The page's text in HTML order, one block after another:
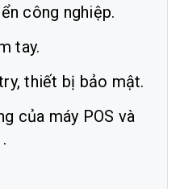
công nghiệp.
tay.
thiết bị bảo mật.
của máy POS và